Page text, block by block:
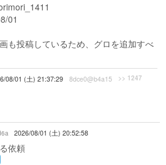
01
も投稿しているため、グロを追加すべ
08/01 (土) 21:37:29 8dce0@b4a15 >> 1247
2026/08/01 (土) 20:52:58
依頼